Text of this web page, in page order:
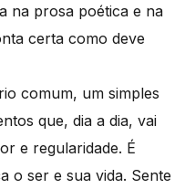
na prosa poética e na
certa como deve
comum, um simples
que, dia a dia, vai
e regularidade. É
o ser e sua vida. Sente